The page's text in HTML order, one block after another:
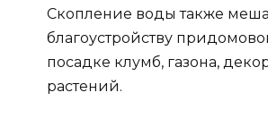
Скопление воды также
благоустройству
посадке клумб, газона,
растений.